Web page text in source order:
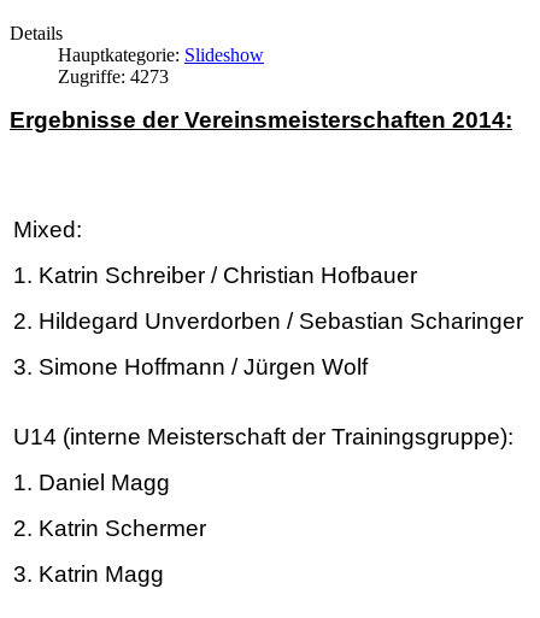
Details
Hauptkategorie: Slideshow
Zugriffe: 4273
Ergebnisse der Vereinsmeisterschaften 2014:
Mixed:
1. Katrin Schreiber / Christian Hofbauer
2. Hildegard Unverdorben / Sebastian Scharinger
3. Simone Hoffmann / Jürgen Wolf
U14 (interne Meisterschaft der Trainingsgruppe):
1. Daniel Magg
2. Katrin Schermer
3. Katrin Magg